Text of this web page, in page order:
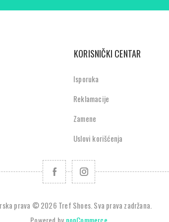
KORISNIČKI CENTAR
Isporuka
Reklamacije
Zamene
Uslovi korišćenja
prava © 2026 Tref Shoes. Sva prava zadržana.